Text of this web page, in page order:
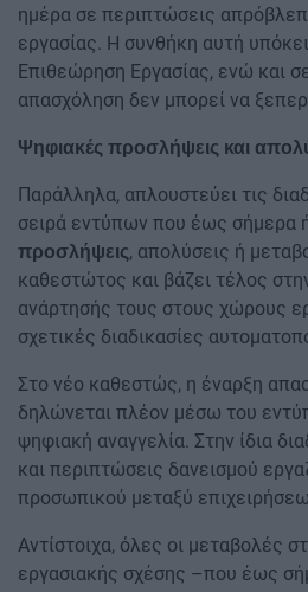
ημέρα σε περιπτώσεις
εργασίας. Η συνθήκη αυτή
Επιθεώρηση Εργασίας, ενώ και
απασχόληση δεν μπορεί να
Ψηφιακές προσλήψεις και
Παράλληλα, απλουστεύει τις
σειρά εντύπων που έως σήμερα
προσλήψεις, απολύσεις ή
καθεστώτος και βάζει τέλος
ανάρτησής τους στους χώρους
σχετικές διαδικασίες
Στο νέο καθεστώς, η έναρξη
δηλώνεται πλέον μέσω του
ψηφιακή αναγγελία. Στην ίδια
και περιπτώσεις δανεισμού
προσωπικού μεταξύ
Αντίστοιχα, όλες οι μεταβολές
εργασιακής σχέσης –που έως